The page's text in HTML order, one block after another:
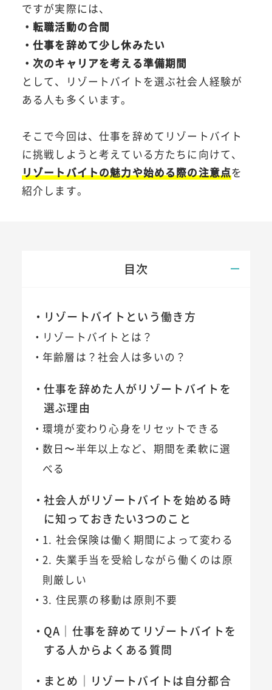
ですが実際には、
・転職活動の合間
・仕事を辞めて少し休みたい
・次のキャリアを考える準備期間
として、リゾートバイトを選ぶ社会人経験が
ある人も多くいます。
そこで今回は、仕事を辞めてリゾートバイト
に挑戦しようと考えている方たちに向けて、
リゾートバイトの魅力や始める際の注意点を
紹介します。
目次
リゾートバイトという働き方
リゾートバイトとは？
年齢層は？社会人は多いの？
仕事を辞めた人がリゾートバイトを
選ぶ理由
環境が変わり心身をリセットできる
数日〜半年以上など、期間を柔軟に選
べる
社会人がリゾートバイトを始める時
に知っておきたい3つのこと
1. 社会保険は働く期間によって変わる
2. 失業手当を受給しながら働くのは原
則厳しい
3. 住民票の移動は原則不要
QA｜仕事を辞めてリゾートバイトを
する人からよくある質問
まとめ｜リゾートバイトは自分都合